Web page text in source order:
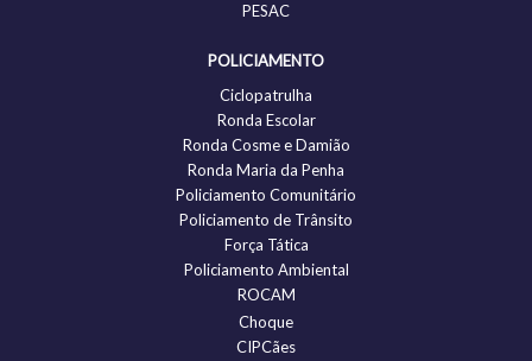
PESAC
POLICIAMENTO
Ciclopatrulha
Ronda Escolar
Ronda Cosme e Damião
Ronda Maria da Penha
Policiamento Comunitário
Policiamento de Trânsito
Força Tática
Policiamento Ambiental
ROCAM
Choque
CIPCães